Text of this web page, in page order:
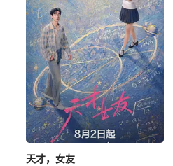
天才，女友